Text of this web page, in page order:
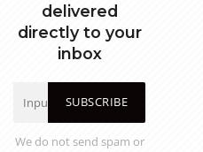
delivered
directly to your
inbox
SUBSCRIBE
We do not send spam or